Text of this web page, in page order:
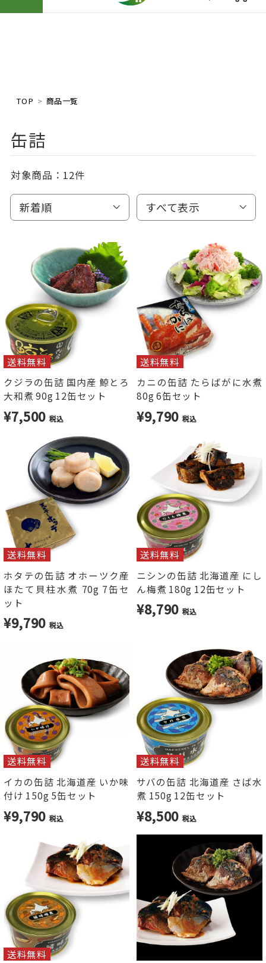
TOP 商品一覧
缶詰
対象商品： 12件
新着順 すべて表示
送料無料
クジラの缶詰 国内産 鯨とろ
大和煮 90g 12缶セット
¥7,500 税込
送料無料
カニの缶詰 たらばがに水煮
80g 6缶セット
¥9,790 税込
送料無料
ホタテの缶詰 オホーツク産
ほたて貝柱水煮 70g 7缶セ
ット
¥9,790 税込
送料無料
ニシンの缶詰 北海道産 にし
ん梅煮 180g 12缶セット
¥8,790 税込
送料無料
イカの缶詰 北海道産 いか味
付け 150g 5缶セット
¥9,790 税込
送料無料
サバの缶詰 北海道産 さば水
煮 150g 12缶セット
¥8,500 税込
送料無料